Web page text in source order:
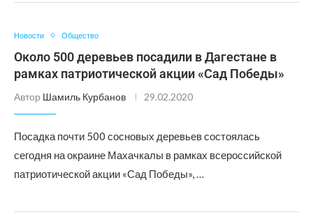
Новости Общество
Около 500 деревьев посадили в Дагестане в
рамках патриотической акции «Сад Победы»
Автор Шамиль Курбанов 29.02.2020
Посадка почти 500 сосновых деревьев состоялась
сегодня на окраине Махачкалы в рамках всероссийской
патриотической акции «Сад Победы», …